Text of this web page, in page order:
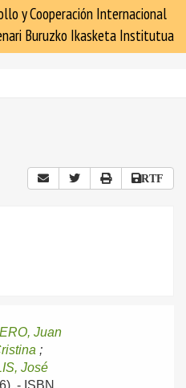
y Cooperación Internacional
Buruzko Ikasketa Institutua
RTF
Juan
;
José
.- ISBN